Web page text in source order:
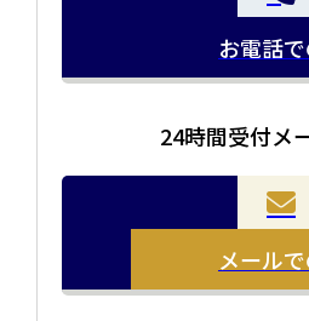
お品物をつめて送るだけで査
方や、荷物が多い方へオススメ
当店の査定員がご自宅に伺い
まとめて売りたい！価値がわ
お電話
24時間受付メ
メール